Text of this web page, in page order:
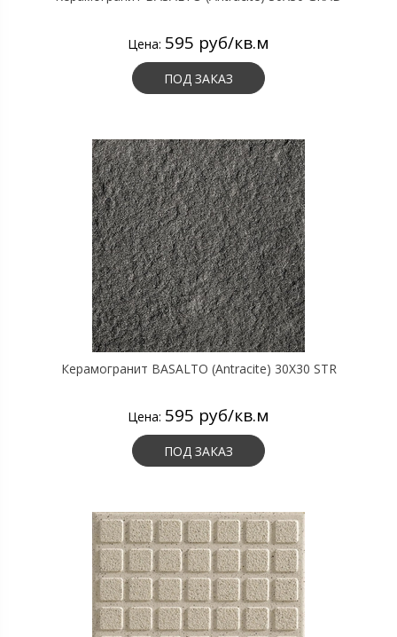
Цена: 595 руб/кв.м
ПОД ЗАКАЗ
Керамогранит BASALTO (Antracite) 30X30 STR
Цена: 595 руб/кв.м
ПОД ЗАКАЗ